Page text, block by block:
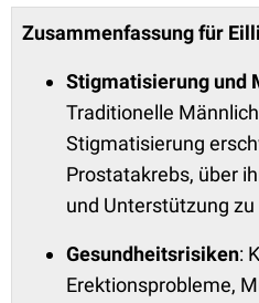
Zusammenfassung für
Stigmatisierung und
Traditionelle
Stigmatisierung
Prostatakrebs, über
und Unterstützung zu
Gesundheitsrisiken:
Erektionsprobleme,